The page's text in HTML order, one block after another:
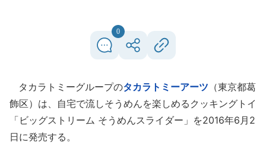
0
タカラトミーグループのタカラトミーアーツ （東京都葛
飾区）は、自宅で流しそうめんを楽しめるクッキングトイ
「ビッグストリーム そうめんスライダー」を2016年6月2
日に発売する。